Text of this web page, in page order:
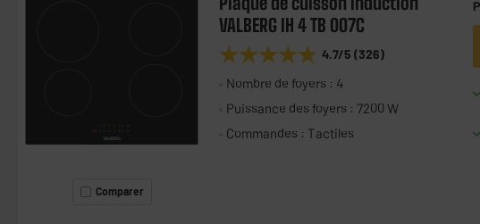
Comparer
VALBERG IH 4 TB 007C
★★★★★
★★★★★ 4.7/5 (326)
Nombre de foyers : 4
Puissance des foyers : 7200 W
Commandes : Tactiles